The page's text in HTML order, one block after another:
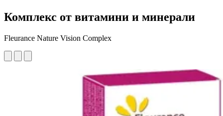
Комплекс от витамини и минерали
Fleurance Nature Vision Complex